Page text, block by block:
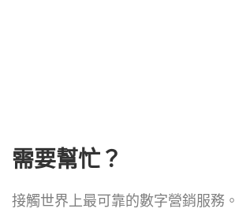
需要幫忙？
接觸世界上最可靠的數字營銷服務。